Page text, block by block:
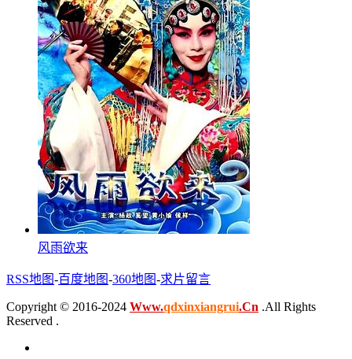
风雨欲来
RSS地图-百度地图-360地图-求片留言
Copyright © 2016-2024 Www.qdxinxiangrui.Cn .All Rights
Reserved .